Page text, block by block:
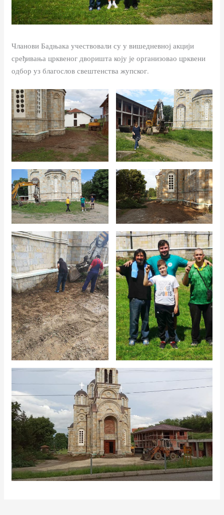
Чланови Бадњака учествовали су у вишедневној акцији
сређивања црквеног дворишта коју је организовао црквени
одбор уз благослов свештенства жупског.